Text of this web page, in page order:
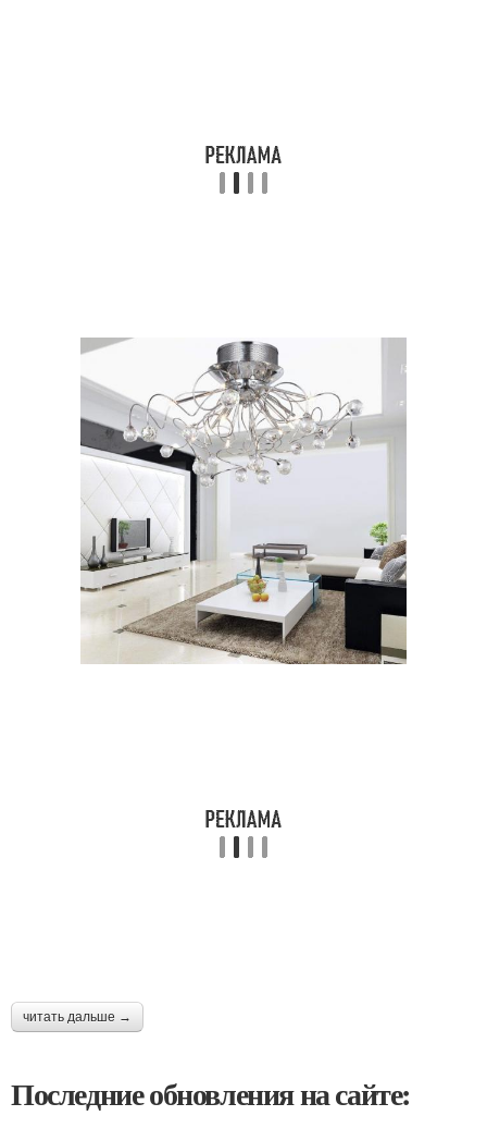
читать дальше →
Последние обновления на сайте: